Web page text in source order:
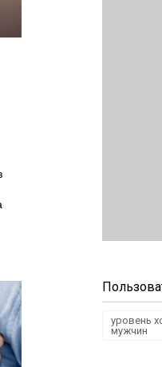
уровень
мужчин